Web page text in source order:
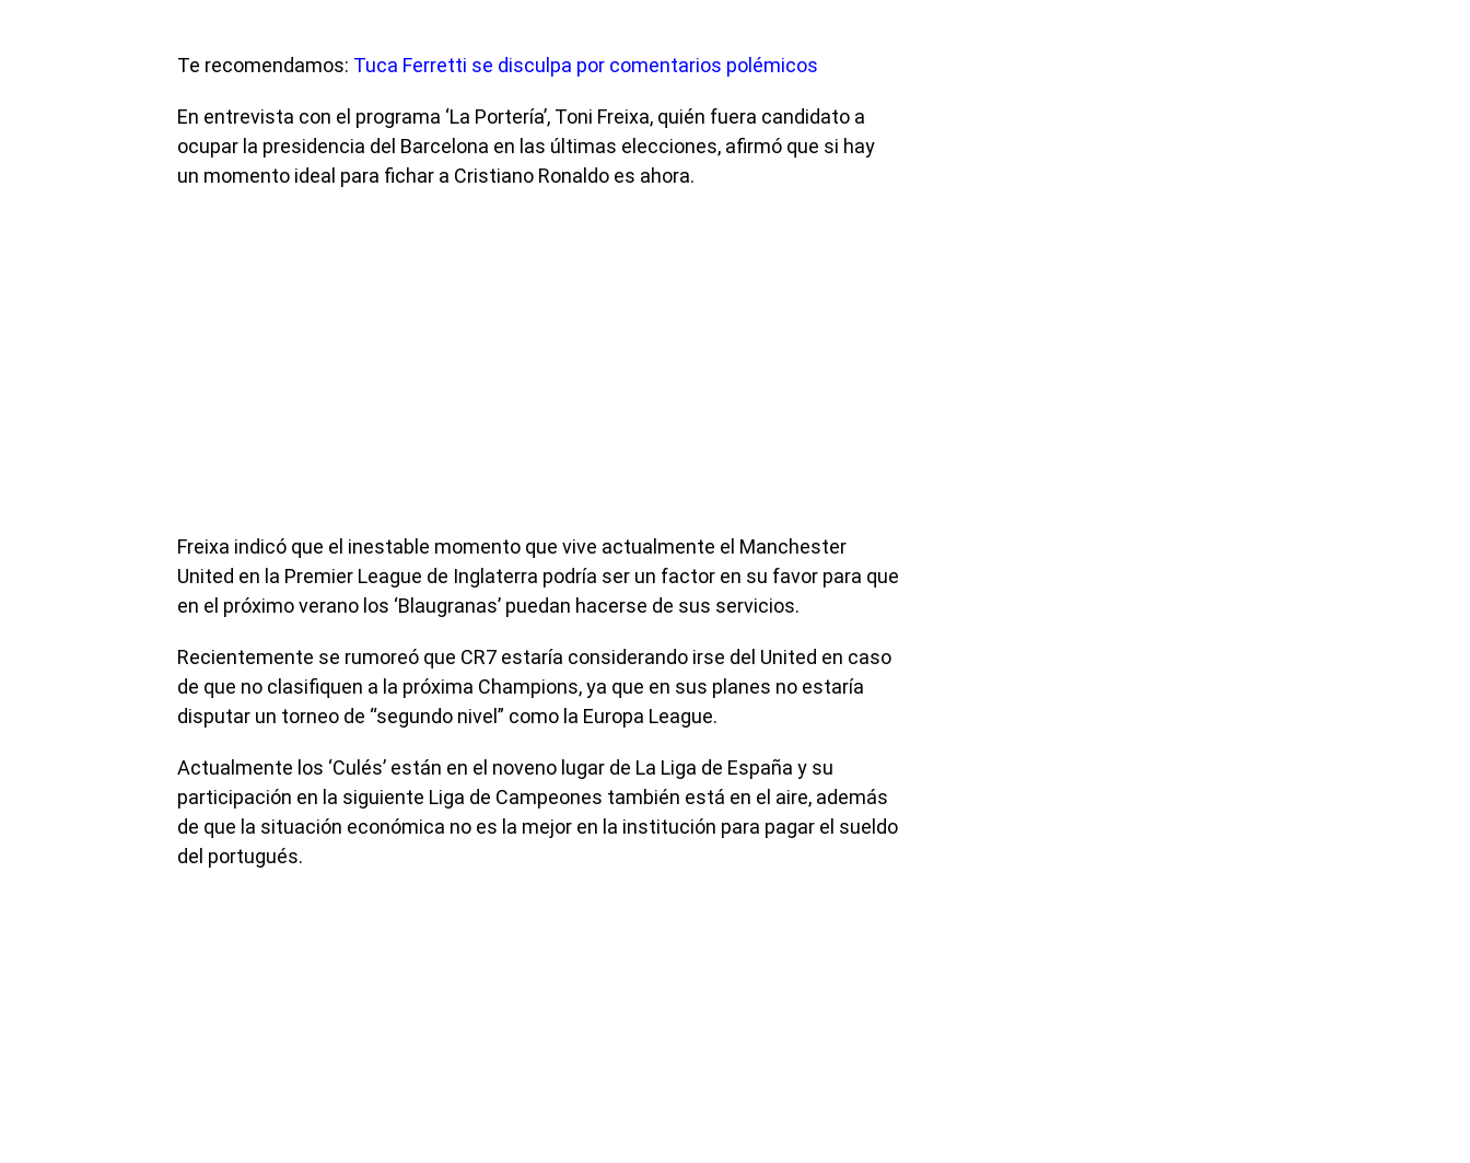
Te recomendamos: Tuca Ferretti se disculpa por comentarios polémicos
En entrevista con el programa ‘La Portería’, Toni Freixa, quién fuera candidato a
ocupar la presidencia del Barcelona en las últimas elecciones, afirmó que si hay
un momento ideal para fichar a Cristiano Ronaldo es ahora.
Freixa indicó que el inestable momento que vive actualmente el Manchester
United en la Premier League de Inglaterra podría ser un factor en su favor para que
en el próximo verano los ‘Blaugranas’ puedan hacerse de sus servicios.
Recientemente se rumoreó que CR7 estaría considerando irse del United en caso
de que no clasifiquen a la próxima Champions, ya que en sus planes no estaría
disputar un torneo de “segundo nivel” como la Europa League.
Actualmente los ‘Culés’ están en el noveno lugar de La Liga de España y su
participación en la siguiente Liga de Campeones también está en el aire, además
de que la situación económica no es la mejor en la institución para pagar el sueldo
del portugués.